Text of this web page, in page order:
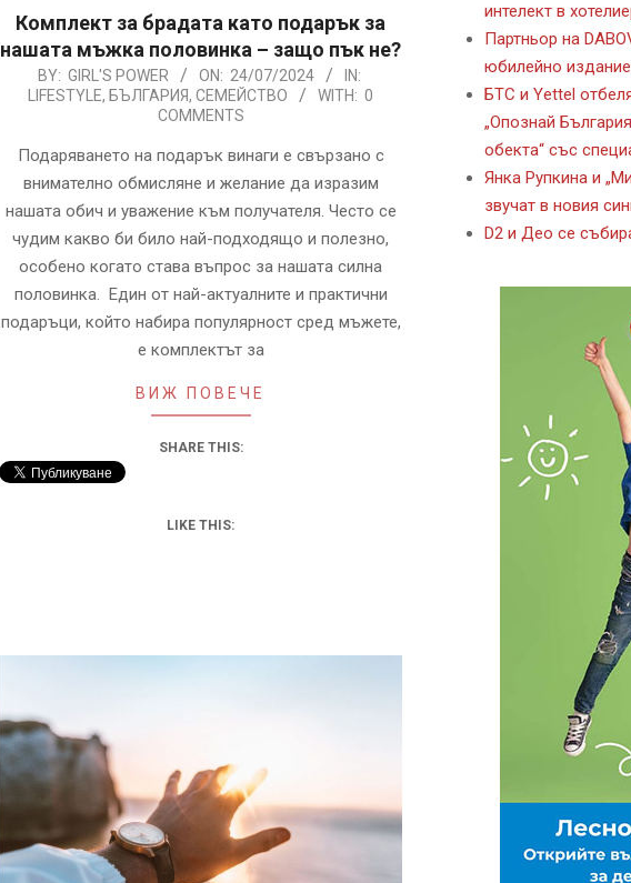
Комплект за брадата като подарък за
нашата мъжка половинка – защо пък не?
BY: GIRL'S POWER ON: 24/07/2024
IN:
LIFESTYLE, БЪЛГАРИЯ, СЕМЕЙСТВО WITH: 0
COMMENTS
Подаряването на подарък винаги е свързано с
внимателно обмисляне и желание да изразим
нашата обич и уважение към получателя. Често се
чудим какво би било най-подходящо и полезно,
особено когато става въпрос за нашата силна
половинка. Един от най-актуалните и практични
подаръци, който набира популярност сред мъжете,
е комплектът за
ВИЖ ПОВЕЧЕ
SHARE THIS:
LIKE THIS:
интелект в
Партньор на
юбилейно
БТС и Yettel
„Опознай
обекта“ със
Янка Рупкина и
звучат в новия
D2 и Део се